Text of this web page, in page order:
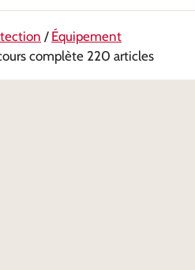
/ Équipement
complète 220 articles